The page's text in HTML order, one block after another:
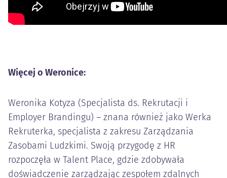
Więcej o Weronice:
Weronika Kotyza (Specjalista ds. Rekrutacji i
Employer Brandingu) – znana również jako Werka
Rekruterka, specjalista z zakresu Zarządzania
Zasobami Ludzkimi. Swoją przygodę z HR
rozpoczęła w Talent Place, gdzie zdobywała
doświadczenie zarządzając zespołem zdalnych